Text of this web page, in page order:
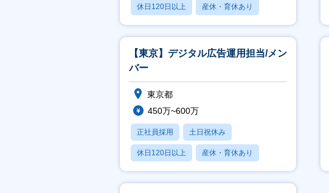
休日120日以上 産休・育休あり
賞与あり
【東京】デジタル広告運用担当/メン
バー
東京都
450万~600万
正社員採用 土日祝休み
休日120日以上 産休・育休あり
賞与あり